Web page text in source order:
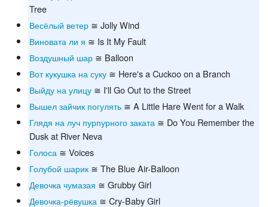
Tree
Весёлый ветер ≅ Jolly Wind
Виновата ли я ≅ Is It My Fault
Воздушный шар ≅ Balloon
Вот кукушка на суку ≅ Here's a Cuckoo on a Branch
Выйду на улицу ≅ I'll Go Out to the Street
Вышел зайчик погулять ≅ A Little Hare Went for a Walk
Глядя на луч пурпурного заката ≅ Do You Remember the
Dusk at River Neva
Голоса ≅ Voices
Голубой шарик ≅ The Blue Air-Balloon
Девочка чумазая ≅ Grubby Girl
Девочка-рёвушка ≅ Cry-Baby Girl